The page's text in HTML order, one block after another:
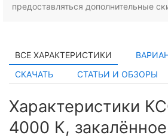
предоставляться дополнительные
ВСЕ ХАРАКТЕРИСТИКИ
СКАЧАТЬ
СТАТЬИ И ОБЗОРЫ
Характеристики
4000 К,